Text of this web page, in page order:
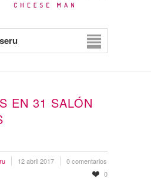
EN 31 SALÓN
12 abril 2017
0 comentarios
0